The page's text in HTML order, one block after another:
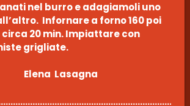
nel burro e adagiamoli uno
Infornare a forno 160 poi
circa 20 min. Impiattare con
grigliate.
Elena Lasagna